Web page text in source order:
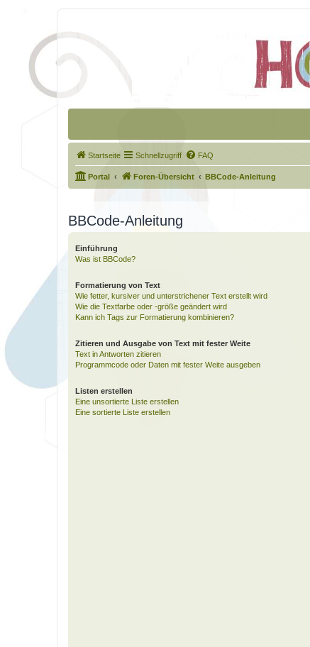
Startseite Schnellzugriff FAQ
Portal Foren-Übersicht BBCode-Anleitung
BBCode-Anleitung
Einführung
Was ist BBCode?
Formatierung von Text
Wie fetter, kursiver und unterstrichener Text erstellt wird
Wie die Textfarbe oder -größe geändert wird
Kann ich Tags zur Formatierung kombinieren?
Zitieren und Ausgabe von Text mit fester Weite
Text in Antworten zitieren
Programmcode oder Daten mit fester Weite ausgeben
Listen erstellen
Eine unsortierte Liste erstellen
Eine sortierte Liste erstellen